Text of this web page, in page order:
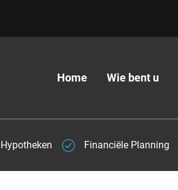
Home Wie bent u
Hypotheken Financiële Planning